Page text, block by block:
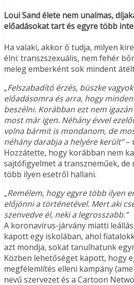
Loui Sand élete nem unalmas,
előadásokat tart és egyre több
Ha valaki, akkor ő tudja, milyen
élni: transzszexuális, nem fehér
meleg emberként sok mindent
„Felszabadító érzés, büszke
előadásomra és arra, hogy
beszélni. Korábban ezt nem
most már igen. Néhány évvel
volna bármit is mondanom, de
néhány darabja a helyére került”–
Hozzátette, hogy korábban nem
sajtófigyelmet a transzneműek, de
több ilyen esetről hallani.
„Remélem, hogy egyre több ilyen
előjönni a történetével. Mert aki
szenvedve él, neki a legrosszabb.”
A koronavírus-járvány miatti
kapott egy iskolában, ahol
azt mondja, sokat tanulhatunk
Közben lehetőséget kapott, hogy
megfélemlítés elleni kampány
nevű szervezet és a Cartoon